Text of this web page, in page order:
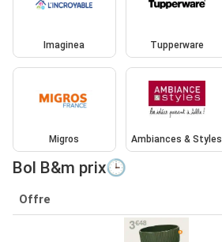
Imaginea Tupperware
Migros Ambiances & Styles
Bol B&m prix🕒
Offre